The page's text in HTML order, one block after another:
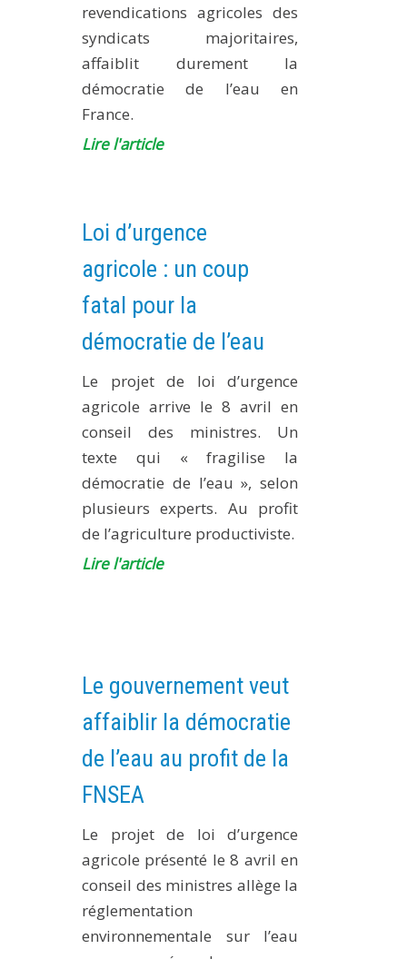
revendications agricoles des
syndicats majoritaires,
affaiblit durement la
démocratie de l’eau en
France.
Lire l'article
Loi d’urgence
agricole : un coup
fatal pour la
démocratie de l’eau
Le projet de loi d’urgence
agricole arrive le 8 avril en
conseil des ministres. Un
texte qui «
fragilise la
démocratie de l’eau », selon
plusieurs experts. Au profit
de l’agriculture productiviste.
Lire l'article
Le gouvernement veut
affaiblir la démocratie
de l’eau au profit de la
FNSEA
Le projet de loi d’urgence
agricole présenté le 8 avril en
conseil des ministres allège la
réglementation
environnementale sur l’eau